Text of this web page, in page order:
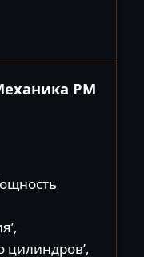
РМ
цилиндров’,